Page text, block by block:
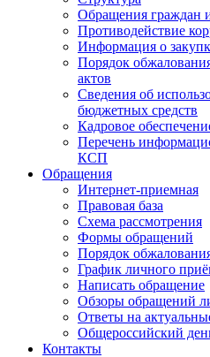
Обращения граждан
Противодействие
Информация о
Порядок
актов
Сведения об
бюджетных средств
Кадровое
Перечень
КСП
Обращения
Интернет-приемная
Правовая база
Схема рассмотрения
Формы обращений
Порядок
График личного
Написать обращение
Обзоры обращений
Ответы на
Общероссийский
Контакты